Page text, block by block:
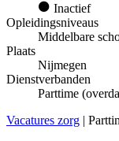
Inactief
Opleidingsniveaus
Middelbare
Plaats
Nijmegen
Dienstverbanden
Parttime
Vacatures zorg |